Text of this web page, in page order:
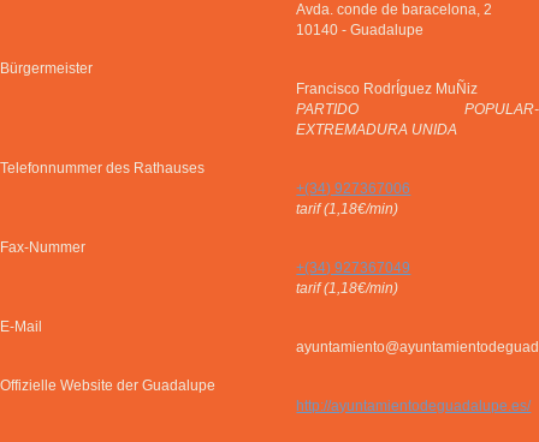
Avda. conde de baracelona, 2
10140 -Guadalupe
Bürgermeister
Francisco RodrÍguez MuÑiz
PARTIDO POPULAR-
EXTREMADURA UNIDA
Telefonnummer des Rathauses
+(34) 927367006
tarif (1,18€/min)
Fax-Nummer
+(34) 927367049
tarif (1,18€/min)
E-Mail
Offizielle Website der Guadalupe
http://ayuntamientodeguadalupe.es/